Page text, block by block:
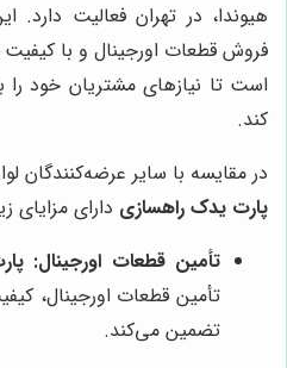
هیوندا، در تهران فعالیت
فروش قطعات اورجینال و با کیفیت
است تا نیازهای مشتریان خود
کند.
در مقایسه با سایر عرضه‌کنندگان
پارت یدک راهسازی دارای مزایای
تأمین قطعات اورجینال:
تأمین قطعات اورجینال،
تضمین می‌کند.